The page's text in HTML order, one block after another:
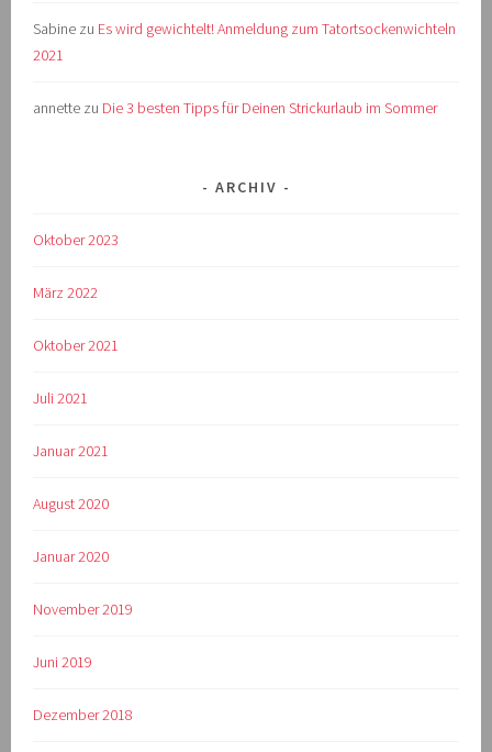
Sabine zu Es wird gewichtelt! Anmeldung zum Tatortsockenwichteln
2021
annette zu Die 3 besten Tipps für Deinen Strickurlaub im Sommer
ARCHIV
Oktober 2023
März 2022
Oktober 2021
Juli 2021
Januar 2021
August 2020
Januar 2020
November 2019
Juni 2019
Dezember 2018